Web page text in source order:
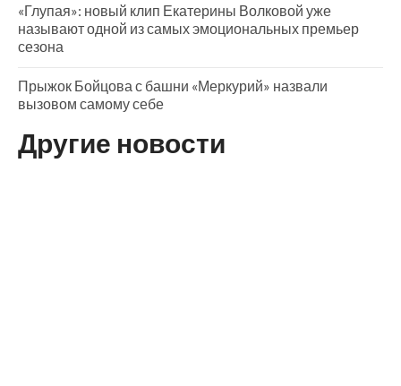
«Глупая»: новый клип Екатерины Волковой уже
называют одной из самых эмоциональных премьер
сезона
Прыжок Бойцова с башни «Меркурий» назвали
вызовом самому себе
Другие новости